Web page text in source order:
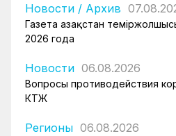
Новости / Архив
Газета Қазақстан
2026 года
Новости 06.08.2026
Вопросы противодействия
КТЖ
Регионы 06.08.2026